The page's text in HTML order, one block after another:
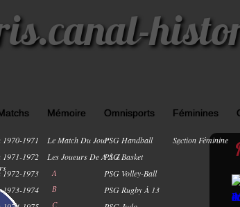
1970-1971
1971-1972
1972-1973
1973-1974
Mémoire
Le Match Du Jour
Les Joueurs De A À Z
A
B
C
Omnisports
PSG Handball
PSG Basket
PSG Volley-Ball
PSG Rugby À 13
Féminines
Section Féminine
0